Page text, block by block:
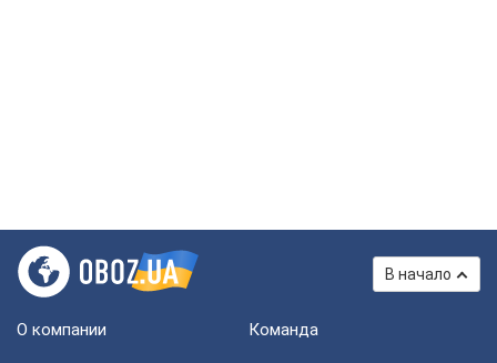
В начало
О компании Команда